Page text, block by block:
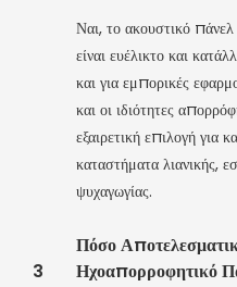
Ναι, το ακουστικό
είναι ευέλικτο και
και για εμπορικές
και οι ιδιότητες
εξαιρετική επιλογή για
καταστήματα λιανικής,
ψυχαγωγίας.
3
Πόσο
Ηχοαπορροφητικό